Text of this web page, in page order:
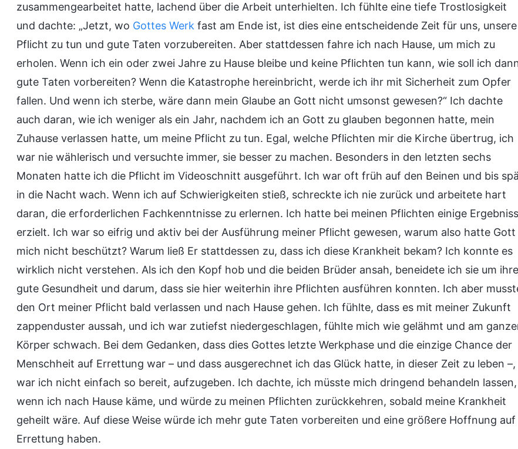
zusammengearbeitet hatte, lachend über die Arbeit unterhielten. Ich fühlte eine tiefe Trostlosigkeit
und dachte: „Jetzt, wo Gottes Werk fast am Ende ist, ist dies eine entscheidende Zeit für uns, unsere
Pflicht zu tun und gute Taten vorzubereiten. Aber stattdessen fahre ich nach Hause, um mich zu
erholen. Wenn ich ein oder zwei Jahre zu Hause bleibe und keine Pflichten tun kann, wie soll ich
gute Taten vorbereiten? Wenn die Katastrophe hereinbricht, werde ich ihr mit Sicherheit zum Opfer
fallen. Und wenn ich sterbe, wäre dann mein Glaube an Gott nicht umsonst gewesen?“ Ich dachte
auch daran, wie ich weniger als ein Jahr, nachdem ich an Gott zu glauben begonnen hatte, mein
Zuhause verlassen hatte, um meine Pflicht zu tun. Egal, welche Pflichten mir die Kirche übertrug, ich
war nie wählerisch und versuchte immer, sie besser zu machen. Besonders in den letzten sechs
Monaten hatte ich die Pflicht im Videoschnitt ausgeführt. Ich war oft früh auf den Beinen und bis
in die Nacht wach. Wenn ich auf Schwierigkeiten stieß, schreckte ich nie zurück und arbeitete hart
daran, die erforderlichen Fachkenntnisse zu erlernen. Ich hatte bei meinen Pflichten einige
erzielt. Ich war so eifrig und aktiv bei der Ausführung meiner Pflicht gewesen, warum also hatte Gott
mich nicht beschützt? Warum ließ Er stattdessen zu, dass ich diese Krankheit bekam? Ich konnte es
wirklich nicht verstehen. Als ich den Kopf hob und die beiden Brüder ansah, beneidete ich sie um ihre
gute Gesundheit und darum, dass sie hier weiterhin ihre Pflichten ausführen konnten. Ich aber
den Ort meiner Pflicht bald verlassen und nach Hause gehen. Ich fühlte, dass es mit meiner Zukunft
zappenduster aussah, und ich war zutiefst niedergeschlagen, fühlte mich wie gelähmt und am
Körper schwach. Bei dem Gedanken, dass dies Gottes letzte Werkphase und die einzige Chance der
Menschheit auf Errettung war – und dass ausgerechnet ich das Glück hatte, in dieser Zeit zu leben –,
war ich nicht einfach so bereit, aufzugeben. Ich dachte, ich müsste mich dringend behandeln lassen,
wenn ich nach Hause käme, und würde zu meinen Pflichten zurückkehren, sobald meine Krankheit
geheilt wäre. Auf diese Weise würde ich mehr gute Taten vorbereiten und eine größere Hoffnung auf
Errettung haben.